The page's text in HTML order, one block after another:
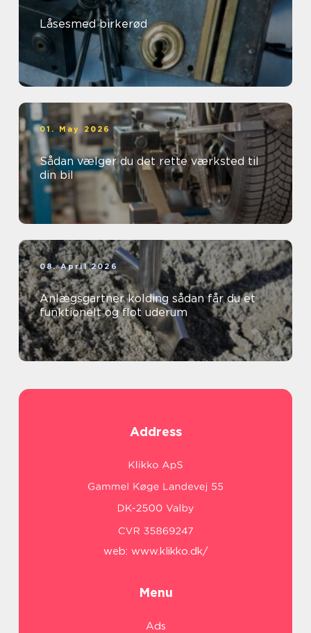
Låsesmed birkerød
01. May 2026
Sådan vælger du det rette værksted til
din bil
08. April 2026
Anlægsgartner kolding sådan får du et
funktionelt og flot uderum
Address
web: www.klikko.dk/
Menu
Ads